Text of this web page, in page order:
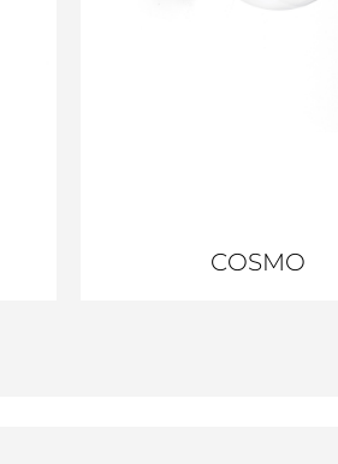
COSMO